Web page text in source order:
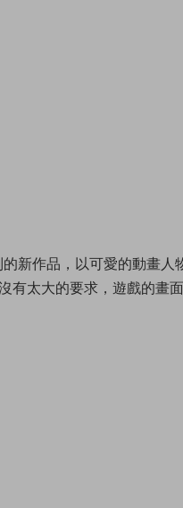
新作品，以可愛的動畫
有太大的要求，遊戲的畫